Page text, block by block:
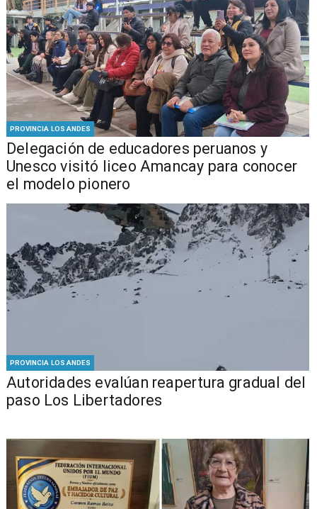
PROVINCIA LOS ANDES
Delegación de educadores peruanos y
Unesco visitó liceo Amancay para conocer
el modelo pionero
PROVINCIA LOS ANDES
​​Autoridades evalúan reapertura gradual del
paso Los Libertadores